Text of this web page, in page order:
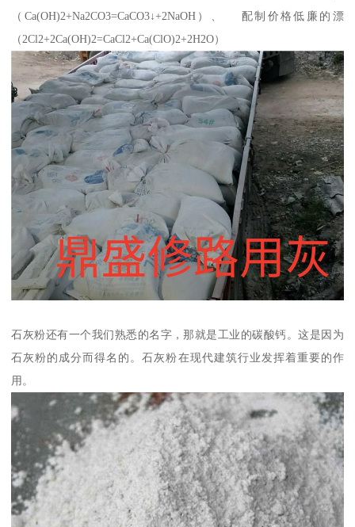
（Ca(OH)2+Na2CO3=CaCO3↓+2NaOH）、 配制价格低廉的漂
（2Cl2+2Ca(OH)2=CaCl2+Ca(ClO)2+2H2O）
石灰粉还有一个我们熟悉的名字，那就是工业的碳酸钙。这是因为
石灰粉的成分而得名的。石灰粉在现代建筑行业发挥着重要的作
用。